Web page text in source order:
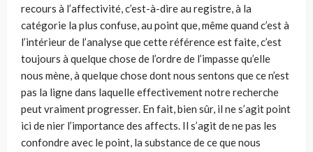
recours à l’affectivité, c’est-à-dire au registre, à la
catégorie la plus confuse, au point que, même quand c’est à
l’intérieur de l’analyse que cette référence est faite, c’est
toujours à quelque chose de l’ordre de l’impasse qu’elle
nous mène, à quelque chose dont nous sentons que ce n’est
pas la ligne dans laquelle effectivement notre recherche
peut vrai­ment progresser. En fait, bien sûr, il ne s’agit point
ici de nier l’importance des affects. Il s’agit de ne pas les
confondre avec le point, la substance de ce que nous